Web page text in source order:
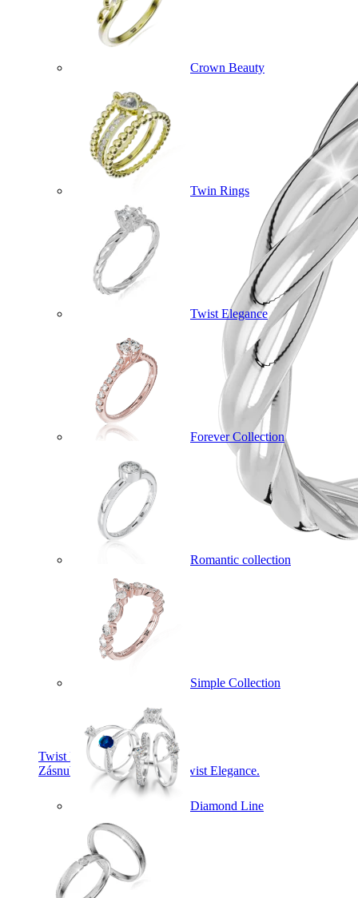
Twist Elegance
Zásnubné prstne z kolekcie Twist Elegance.
Crown Beauty
Twin Rings
Twist Elegance
Forever Collection
Romantic collection
Simple Collection
Diamond Line